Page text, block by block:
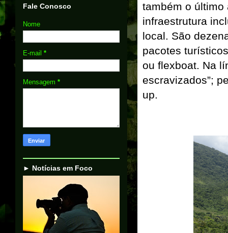
também o
infraestrutura
local. São
pacotes
ou flexboat. Na
escravizados”;
up.
Fale Conosco
Nome
E-mail *
Mensagem *
► Notícias em Foco